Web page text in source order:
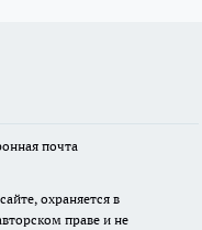
почта
охраняется в
праве и не